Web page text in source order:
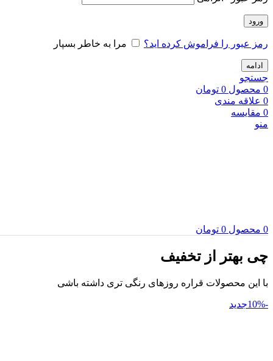
ورود
رمز عبور را فراموش کرده اید؟ مرا به خاطر بسپار
ادامه
جستجو
0 محصول 0 تومان
0 علاقه مندی
0 مقایسه
منو
0 محصول 0 تومان
چی بهتر از تخفیف
با این محصولات قراره روزهای رنگی تری داشته باشی
-10% جدید